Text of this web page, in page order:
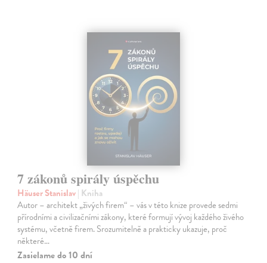
7 zákonů spirály úspěchu
Häuser Stanislav| Kniha
Autor – architekt „živých firem“ – vás v této knize provede sedmi
přírodními a civilizačními zákony, které formují vývoj každého živého
systému, včetně firem. Srozumitelně a prakticky ukazuje, proč
některé…
Zasielame do 10 dní